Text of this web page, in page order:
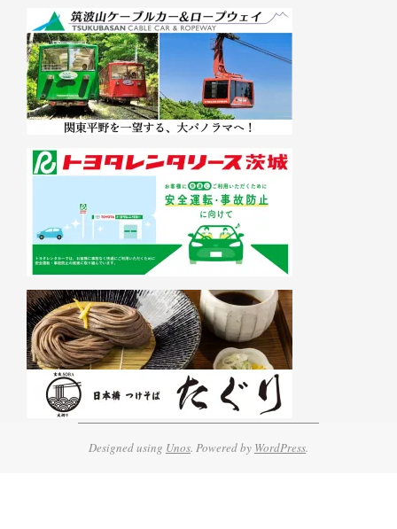
Designed using Unos. Powered by WordPress.